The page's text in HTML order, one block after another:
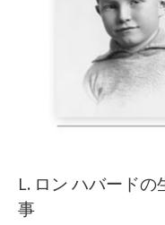
L. ロン ハバード
事